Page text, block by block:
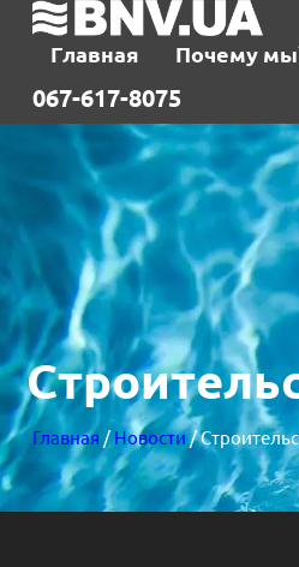
Главная Почему
067-617-8075
Главная / Новости/